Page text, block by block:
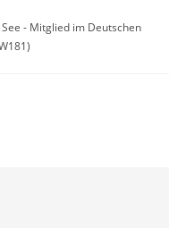
- Mitglied im Deutschen